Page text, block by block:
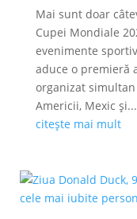
Mai sunt doar
Cupei Mondiale
evenimente
aduce o premieră
organizat
Americii, Mexic și...
citește mai mult